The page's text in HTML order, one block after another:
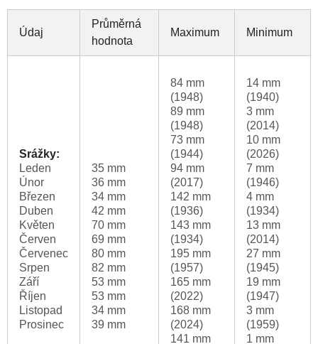
Údaj
Průměrná
hodnota
Maximum Minimum
Srážky:
Leden
Únor
Březen
Duben
Květen
Červen
Červenec
Srpen
Září
Říjen
Listopad
Prosinec
35 mm
36 mm
34 mm
42 mm
70 mm
69 mm
80 mm
82 mm
53 mm
53 mm
34 mm
39 mm
84 mm
(1948)
89 mm
(1948)
73 mm
(1944)
94 mm
(2017)
142 mm
(1936)
143 mm
(1934)
195 mm
(1957)
165 mm
(2022)
168 mm
(2024)
141 mm
14 mm
(1940)
3 mm
(2014)
10 mm
(2026)
7 mm
(1946)
4 mm
(1934)
13 mm
(2014)
27 mm
(1945)
19 mm
(1947)
3 mm
(1959)
1 mm